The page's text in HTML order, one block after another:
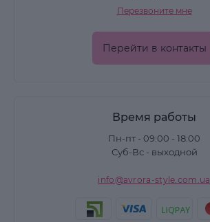
Перезвоните мне
Перейти в контакты
Время работы
Пн-пт - 09:00 - 18:00
Суб-Вс - выходной
info@avrora-style.com.ua